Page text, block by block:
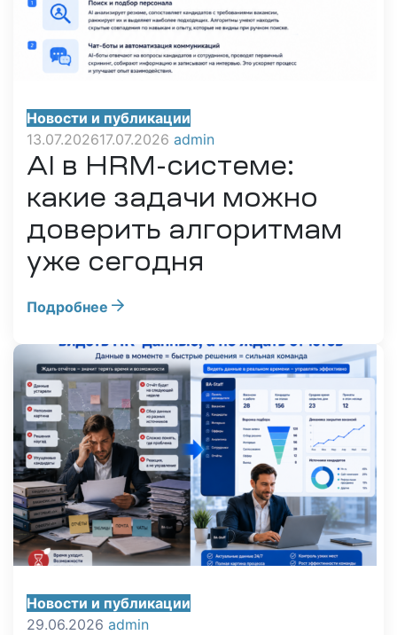
Новости и публикации
AI в HRM-системе:
какие задачи можно
доверить алгоритмам
уже сегодня
13.07.202617.07.2026 admin
Подробнее
Новости и публикации
29.06.2026 admin